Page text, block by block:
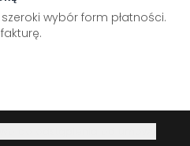
wybór form płatności.